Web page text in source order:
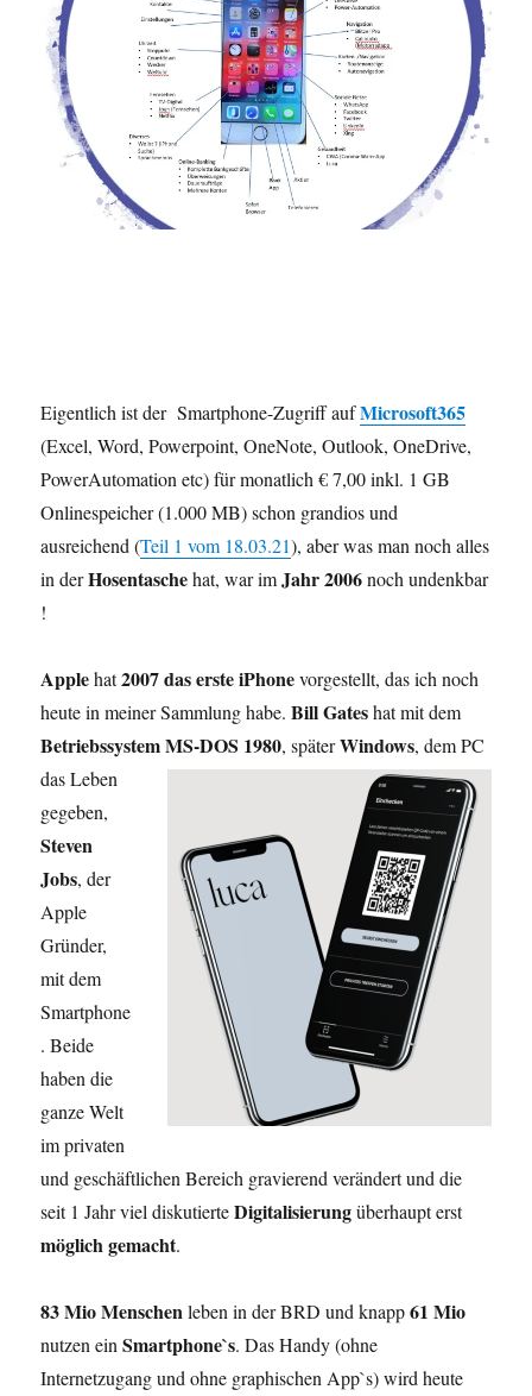
Eigentlich ist der Smartphone-Zugriff aufMicrosoft365
(Excel, Word, Powerpoint, OneNote, Outlook, OneDrive,
PowerAutomation etc) für monatlich € 7,00 inkl. 1 GB
Onlinespeicher (1.000 MB) schon grandios und
ausreichend (Teil 1 vom 18.03.21), aber was man noch alles
in derHosentaschehat, war imJahr 2006noch undenkbar
!
Applehat2007 das erste iPhonevorgestellt, das ich noch
heute in meiner Sammlung habe.Bill Gateshat mit dem
Betriebssystem MS-DOS 1980, späterWindows, dem PC
das Leben
gegeben,
Steven
Jobs, der
Apple
Gründer,
mit dem
Smartphone
. Beide
haben die
ganze Welt
im privaten
und geschäftlichen Bereich gravierend verändert und die
seit 1 Jahr viel diskutierteDigitalisierungüberhaupt erst
möglich gemacht.
83 Mio Menschenleben in der BRD und knapp61 Mio
nutzen einSmartphone`s. Das Handy (ohne
Internetzugang und ohne graphischen App`s) wird heute